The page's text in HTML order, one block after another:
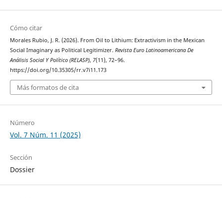
Cómo citar
Morales Rubio, J. R. (2026). From Oil to Lithium: Extractivism in the Mexican
Social Imaginary as Political Legitimizer. Revista Euro Latinoamericana De
Análisis Social Y Político (RELASP), 7(11), 72–96.
https://doi.org/10.35305/rr.v7i11.173
Más formatos de cita
Número
Vol. 7 Núm. 11 (2025)
Sección
Dossier